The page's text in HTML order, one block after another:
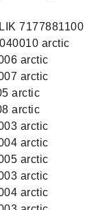
7177881100
arctic
arctic
arctic
arctic
arctic
arctic
arctic
arctic
arctic
arctic